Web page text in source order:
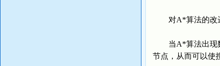
对A*算法的改
当A*算法出现数
节点，从而可以